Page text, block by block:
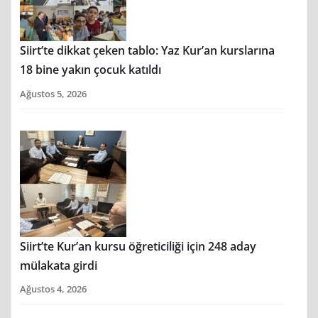
Siirt’te dikkat çeken tablo: Yaz Kur’an kurslarına
18 bine yakın çocuk katıldı
Ağustos 5, 2026
Siirt’te Kur’an kursu öğreticiliği için 248 aday
mülakata girdi
Ağustos 4, 2026